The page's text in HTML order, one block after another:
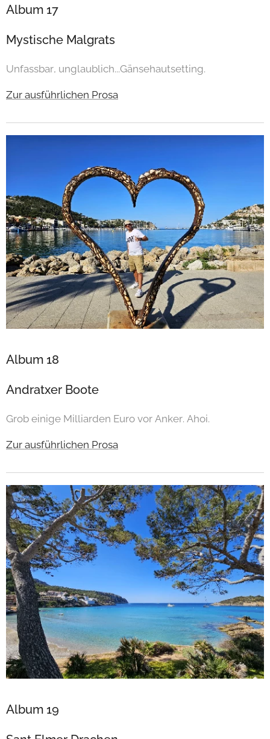
Album 17
Mystische Malgrats
Unfassbar, unglaublich...Gänsehautsetting.
Zur ausführlichen Prosa
Album 18
Andratxer Boote
Grob einige Milliarden Euro vor Anker. Ahoi.
Zur ausführlichen Prosa
Album 19